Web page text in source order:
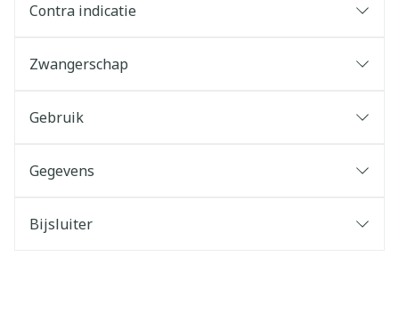
Contra indicatie
Zwangerschap
Gebruik
Gegevens
Bijsluiter